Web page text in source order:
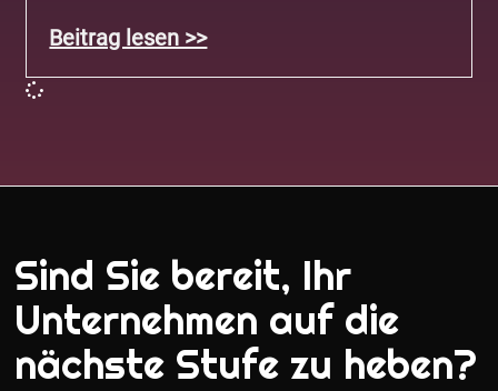
Beitrag lesen >>
Sind Sie bereit, Ihr
Unternehmen auf die
nächste Stufe zu heben?